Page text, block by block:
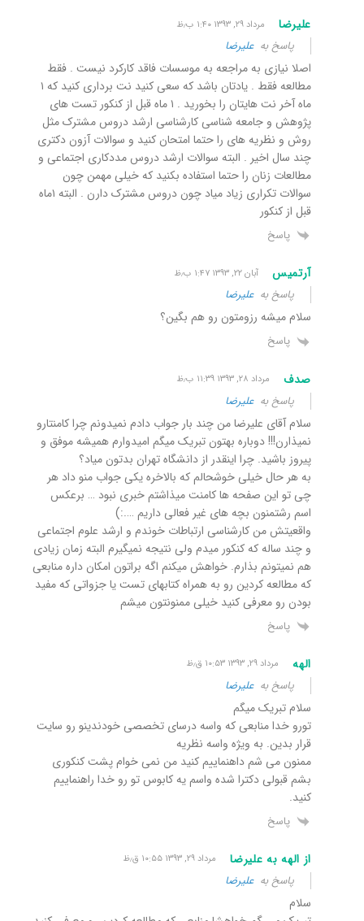
علیرضا مرداد ۲۹, ۱۳۹۳ ۱:۴۰ ب٫ظ
پاسخ بهعلیرضا
اصلا نیازی به مراجعه به موسسات فاقد کارکرد نیست . فقط
مطالعه فقط . یادتان باشد که سعی کنید نت برداری کنید که ۱
ماه آخر نت هایتان را بخورید . ۱ ماه قبل از کنکور تست های
پژوهش و جامعه شناسی کارشناسی ارشد دروس مشترک مثل
روش و نظریه های را حتما امتحان کنید و سوالات آزون دکتری
چند سال اخیر . البته سوالات ارشد دروس مددکاری اجتماعی و
مطالعات زنان را حتما استفاده بکنید که خیلی مهمن چون
سوالات تکراری زیاد میاد چون دروس مشترک دارن . البته ۱ماه
قبل از کنکور
پاسخ
آرتمیس آبان ۲۲, ۱۳۹۳ ۱:۴۷ ب٫ظ
پاسخ بهعلیرضا
سلام میشه رزومتون رو هم بگین؟
پاسخ
صدف مرداد ۲۸, ۱۳۹۳ ۱۱:۳۹ ب٫ظ
پاسخ بهعلیرضا
سلام آقای علیرضا من چند بار جواب دادم نمیدونم چرا کامنتارو
نمیذارن!!! دوباره بهتون تبریک میگم امیدوارم همیشه موفق و
پیروز باشید. چرا اینقدر از دانشگاه تهران بدتون میاد؟
به هر حال خیلی خوشحالم که بالاخره یکی جواب منو داد هر
چی تو این صفحه ها کامنت میذاشتم خبری نبود … برعکس
اسم رشتمنون بچه های غیر فعالی داریم ….:)
واقعیتش من کارشناسی ارتباطات خوندم و ارشد علوم اجتماعی
و چند ساله که کنکور میدم ولی نتیجه نمیگیرم البته زمان زیادی
هم نمیتونم بذارم. خواهش میکنم اگه براتون امکان داره منابعی
که مطالعه کردین رو به همراه کتابهای تست یا جزواتی که مفید
بودن رو معرفی کنید خیلی ممنونتون میشم
پاسخ
الهه مرداد ۲۹, ۱۳۹۳ ۱۰:۵۳ ق٫ظ
پاسخ بهعلیرضا
سلام تبریک میگم
تورو خدا منابعی که واسه درسای تخصصی خودندینو رو سایت
قرار بدین. به ویژه واسه نظریه
ممنون می شم داهنماییم کنید من نمی خوام پشت کنکوری
بشم قبولی دکترا شده واسم یه کابوس تو رو خدا راهنماییم
کنید.
پاسخ
از الهه به علیرضا مرداد ۲۹, ۱۳۹۳ ۱۰:۵۵ ق٫ظ
پاسخ بهعلیرضا
سلام